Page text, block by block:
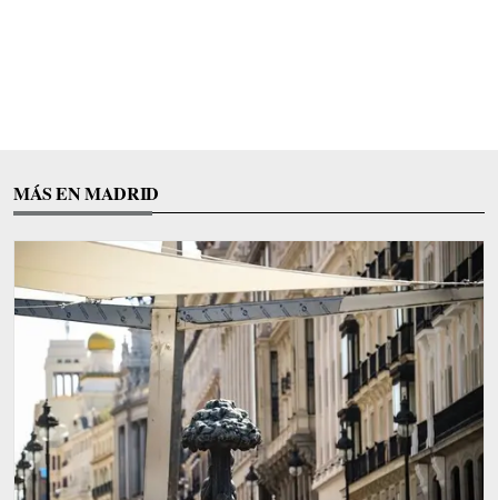
MÁS EN MADRID